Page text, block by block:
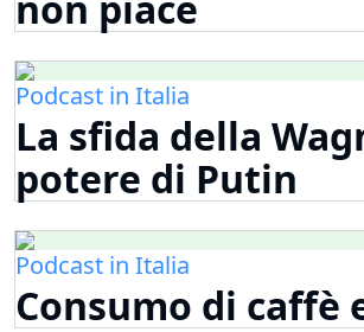
Podcast in Italia
La sfida della
potere di Putin
Podcast in Italia
Consumo di caffè